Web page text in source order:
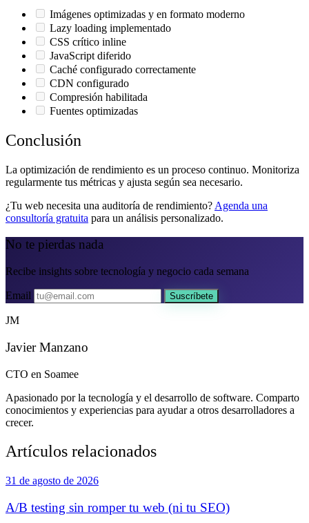
Imágenes optimizadas y en formato moderno
Lazy loading implementado
CSS crítico inline
JavaScript diferido
Caché configurado correctamente
CDN configurado
Compresión habilitada
Fuentes optimizadas
Conclusión
La optimización de rendimiento es un proceso continuo. Monitoriza
regularmente tus métricas y ajusta según sea necesario.
¿Tu web necesita una auditoría de rendimiento? Agenda una
consultoría gratuita para un análisis personalizado.
No te pierdas nada
Recibe insights sobre tecnología y negocio cada semana
Email Suscríbete
JM
Javier Manzano
CTO en Soamee
Apasionado por la tecnología y el desarrollo de software. Comparto
conocimientos y experiencias para ayudar a otros desarrolladores a
crecer.
Artículos relacionados
31 de agosto de 2026
A/B testing sin romper tu web (ni tu SEO)